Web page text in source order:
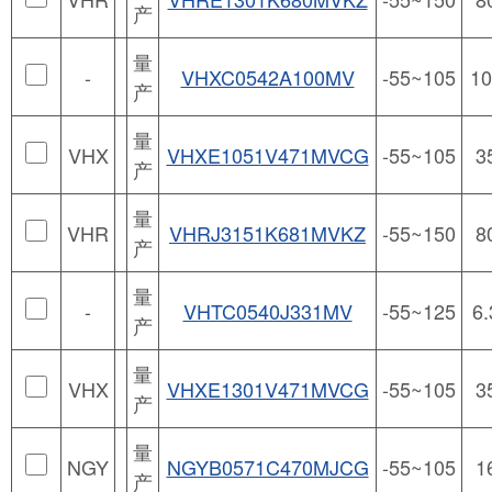
产
-
量
产
VHXC0542A100MV -55~105
VHX
量
产 VHXE1051V471MVCG -55~105
VHR
量
产 VHRJ3151K681MVKZ -55~150
-
量
产
VHTC0540J331MV -55~125
VHX
量
产 VHXE1301V471MVCG -55~105
NGY
量
产 NGYB0571C470MJCG -55~105